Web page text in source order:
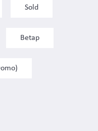
Sold
Betap